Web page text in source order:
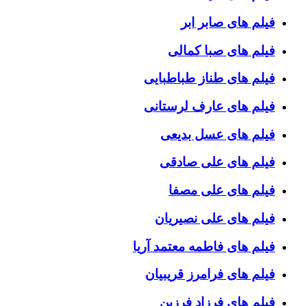
فیلم های صابر ابر
فیلم های صبا کمالی
فیلم های طناز طباطبایی
فیلم های عارف لرستانی
فیلم های عسل بدیعی
فیلم های علی صادقی
فیلم های علی مصفا
فیلم های علی نصیریان
فیلم های فاطمه معتمد آریا
فیلم های فرامرز قریبیان
فیلم های فرزاد فرزین